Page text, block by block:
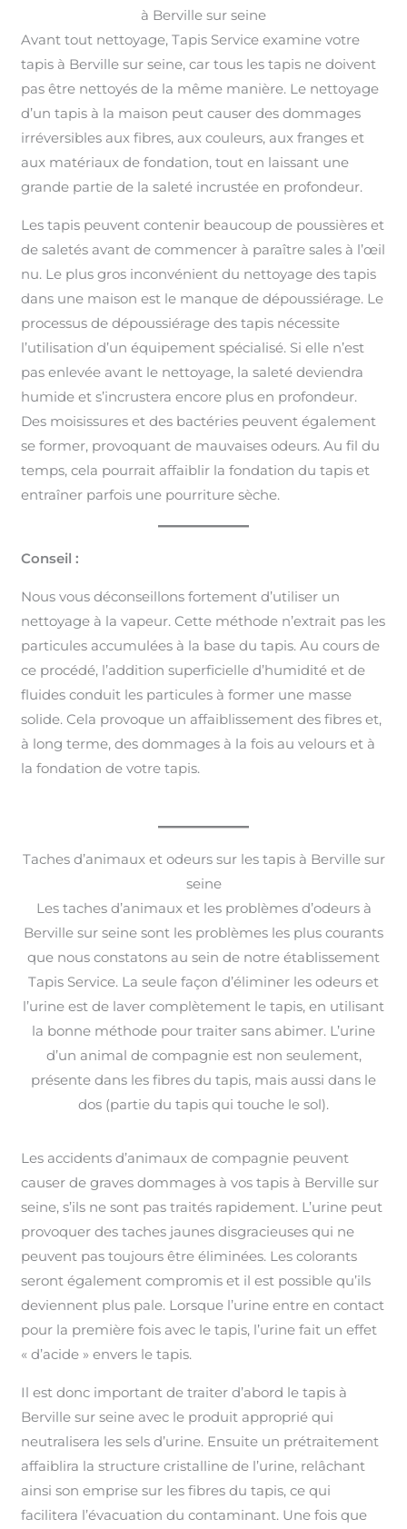
à Berville sur seine
Avant tout nettoyage, Tapis Service examine votre
tapis à Berville sur seine, car tous les tapis ne doivent
pas être nettoyés de la même manière. Le nettoyage
d’un tapis à la maison peut causer des dommages
irréversibles aux fibres, aux couleurs, aux franges et
aux matériaux de fondation, tout en laissant une
grande partie de la saleté incrustée en profondeur.
Les tapis peuvent contenir beaucoup de poussières et
de saletés avant de commencer à paraître sales à l’œil
nu. Le plus gros inconvénient du nettoyage des tapis
dans une maison est le manque de dépoussiérage. Le
processus de dépoussiérage des tapis nécessite
l’utilisation d’un équipement spécialisé. Si elle n’est
pas enlevée avant le nettoyage, la saleté deviendra
humide et s’incrustera encore plus en profondeur.
Des moisissures et des bactéries peuvent également
se former, provoquant de mauvaises odeurs. Au fil du
temps, cela pourrait affaiblir la fondation du tapis et
entraîner parfois une pourriture sèche.
Conseil :
Nous vous déconseillons fortement d’utiliser un
nettoyage à la vapeur. Cette méthode n’extrait pas les
particules accumulées à la base du tapis. Au cours de
ce procédé, l’addition superficielle d’humidité et de
fluides conduit les particules à former une masse
solide. Cela provoque un affaiblissement des fibres et,
à long terme, des dommages à la fois au velours et à
la fondation de votre tapis.
Taches d’animaux et odeurs sur les tapis à Berville sur
seine
Les taches d’animaux et les problèmes d’odeurs à
Berville sur seine sont les problèmes les plus courants
que nous constatons au sein de notre établissement
Tapis Service. La seule façon d’éliminer les odeurs et
l’urine est de laver complètement le tapis, en utilisant
la bonne méthode pour traiter sans abimer. L’urine
d’un animal de compagnie est non seulement,
présente dans les fibres du tapis, mais aussi dans le
dos (partie du tapis qui touche le sol).
Les accidents d’animaux de compagnie peuvent
causer de graves dommages à vos tapis à Berville sur
seine, s’ils ne sont pas traités rapidement. L’urine peut
provoquer des taches jaunes disgracieuses qui ne
peuvent pas toujours être éliminées. Les colorants
seront également compromis et il est possible qu’ils
deviennent plus pale. Lorsque l’urine entre en contact
pour la première fois avec le tapis, l’urine fait un effet
« d’acide » envers le tapis.
Il est donc important de traiter d’abord le tapis à
Berville sur seine avec le produit approprié qui
neutralisera les sels d’urine. Ensuite un prétraitement
affaiblira la structure cristalline de l’urine, relâchant
ainsi son emprise sur les fibres du tapis, ce qui
facilitera l’évacuation du contaminant. Une fois que